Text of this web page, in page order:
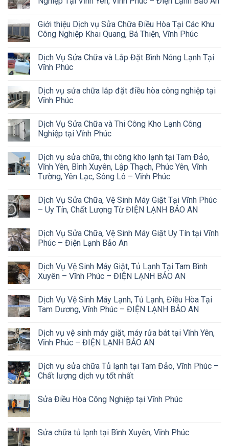
Giới thiệu Dịch vụ Sửa Chữa Điều Hòa Tại Các Khu
Công Nghiệp Khai Quang, Bá Thiện, Vĩnh Phúc
Dịch Vụ Sửa Chữa và Lắp Đặt Bình Nóng Lạnh Tại
Vĩnh Phúc
Dịch vụ sửa chữa lắp đặt điều hòa công nghiệp tại
Vĩnh Phúc
Dịch Vụ Sửa Chữa và Thi Công Kho Lạnh Công
Nghiệp tại Vĩnh Phúc
Dịch vụ sửa chữa, thi công kho lạnh tại Tam Đảo,
Vĩnh Yên, Bình Xuyên, Lập Thạch, Phúc Yên, Vĩnh
Tường, Yên Lạc, Sông Lô – Vĩnh Phúc
Dịch Vụ Sửa Chữa, Vệ Sinh Máy Giặt Tại Vĩnh Phúc
– Uy Tín, Chất Lượng Từ ĐIỆN LẠNH BẢO AN
Dịch Vụ Sửa Chữa, Vệ Sinh Máy Giặt Uy Tín tại Vĩnh
Phúc – Điện Lạnh Bảo An
Dịch Vụ Vệ Sinh Máy Giặt, Tủ Lạnh Tại Tam Bình
Xuyên – Vĩnh Phúc – ĐIỆN LẠNH BẢO AN
Dịch Vụ Vệ Sinh Máy Lạnh, Tủ Lạnh, Điều Hòa Tại
Tam Dương, Vĩnh Phúc – ĐIỆN LẠNH BẢO AN
Dịch vụ vệ sinh máy giặt, máy rửa bát tại Vĩnh Yên,
Vĩnh Phúc – ĐIỆN LẠNH BẢO AN
Dịch vụ sửa chữa Tủ lạnh tại Tam Đảo, Vĩnh Phúc –
Chất lượng dịch vụ tốt nhất
Sửa Điều Hòa Công Nghiệp tại Vĩnh Phúc
Sửa chữa tủ lạnh tại Bình Xuyên, Vĩnh Phúc